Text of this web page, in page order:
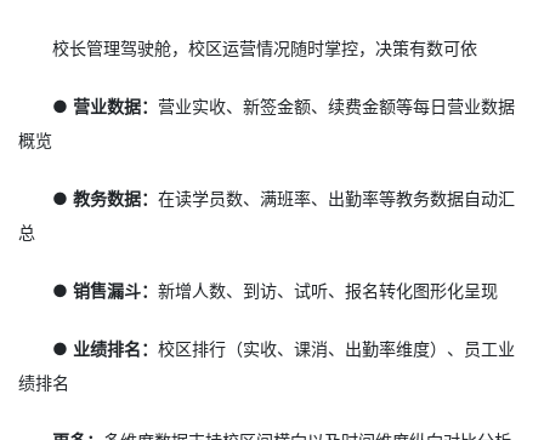
校长管理驾驶舱，校区运营情况随时掌控，决策有数可依
● 营业数据：营业实收、新签金额、续费金额等每日营业数据
概览
● 教务数据：在读学员数、满班率、出勤率等教务数据自动汇
总
● 销售漏斗：新增人数、到访、试听、报名转化图形化呈现
● 业绩排名：校区排行（实收、课消、出勤率维度）、员工业
绩排名